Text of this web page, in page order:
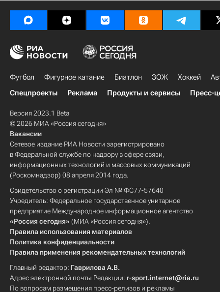
Футбол Фигурное катание Биатлон ЗОЖ Хоккей
Спецпроекты
Реклама Продукты и сервисы Пресс-
Версия 2023.1 Beta
© 2026 МИА «Россия сегодня»
Вакансии
Сетевое издание РИА Новости зарегистрировано
в Федеральной службе по надзору в сфере связи,
информационных технологий и массовых коммуникаций
(Роскомнадзор) 08 апреля 2014 года.
Свидетельство о регистрации Эл № ФС77-57640
Учредитель: Федеральное государственное унитарное
предприятие Международное информационное агентство
«Россия сегодня» (МИА «Россия сегодня»).
Правила использования материалов
Политика конфиденциальности
Правила применения рекомендательных технологий
Главный редактор: Гаврилова А.В.
Адрес электронной почты Редакции: r-sport.internet@ria.ru
По вопросам размещения пресс-релизов и рекламы